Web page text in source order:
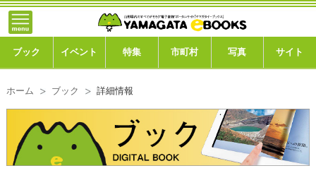
ブック イベント 特集 市町村 写真 サイト
ホーム ブック 詳細情報
トップ
ブック
市町村
}; -->